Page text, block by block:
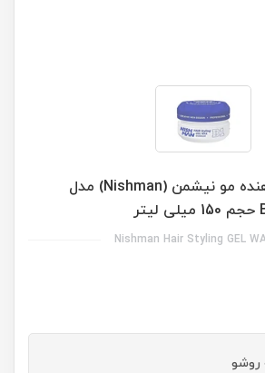
ژل واکس حالت دهنده مو نیشمن (Nishman) مدل
Nishman Hair Styling GEL
رو‌شو